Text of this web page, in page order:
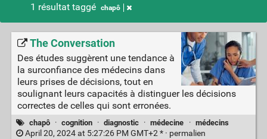
1 résultat taggé chapô
The Conversation
Des études suggèrent une tendance à
la surconfiance des médecins dans
leurs prises de décisions, tout en
soulignant leurs capacités à distinguer les décisions
correctes de celles qui sont erronées.
chapô · cognition · diagnostic · médecine · médecins
April 20, 2024 at 5:27:26 PM GMT+2 * · permalien